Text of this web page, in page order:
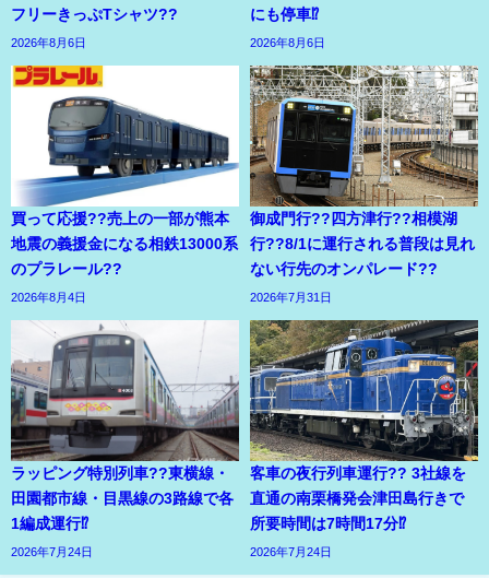
フリーきっぷTシャツ??
2026年8月6日
にも停車⁉
2026年8月6日
買って応援??売上の一部が熊本
地震の義援金になる相鉄13000系
のプラレール??
2026年8月4日
御成門行??四方津行??相模湖
行??8/1に運行される普段は見れ
ない行先のオンパレード??
2026年7月31日
ラッピング特別列車??東横線・
田園都市線・目黒線の3路線で各
1編成運行⁉
2026年7月24日
客車の夜行列車運行?? 3社線を
直通の南栗橋発会津田島行きで
所要時間は7時間17分⁉
2026年7月24日